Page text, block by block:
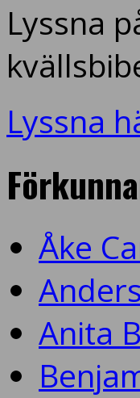
Lyssna
Lyssna
Åke
Anita